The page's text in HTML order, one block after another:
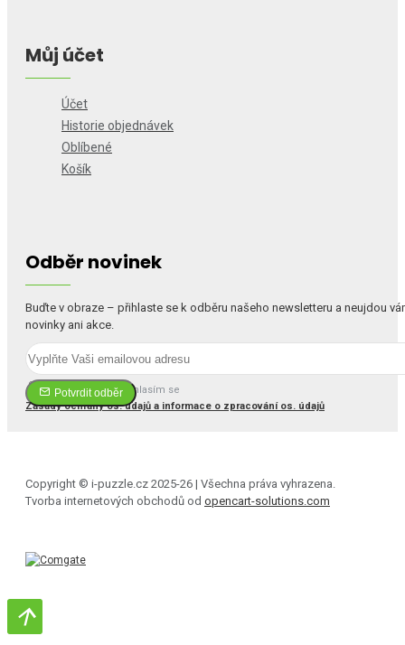
Můj účet
Účet
Historie objednávek
Oblíbené
Košík
Odběr novinek
Buďte v obraze – přihlaste se k odběru našeho newsletteru a neujdou
novinky ani akce.
Potvrdit odběr
Četl(a) jsem a souhlasím se
Zásady ochrany os. údajů a informace o zpracování os. údajů
Copyright © i-puzzle.cz 2025-26 | Všechna práva vyhrazena.
Tvorba internetových obchodů od opencart-solutions.com